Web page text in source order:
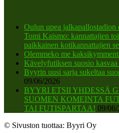
Oulun upea jalkapallostadion
Tomi Kaismo: kannattajien
paikkainen kotikannattajien
Olemmeko me
Kävelyfutiksen suosio kasvaa
Byyrin uusi sarja sukeltaa
09/06/2026
BYYRI ETSII YHDESSÄ
SUOMEN KOMEINTA
TAI FUTISPARTAA! 09/
© Sivuston tuottaa: Byyri Oy